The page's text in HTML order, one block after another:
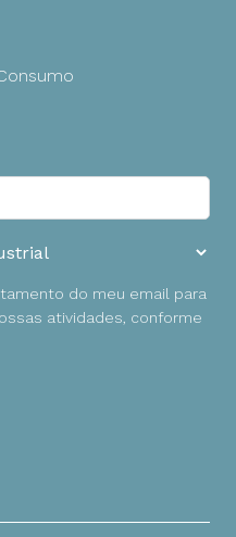
do meu email para
atividades, conforme